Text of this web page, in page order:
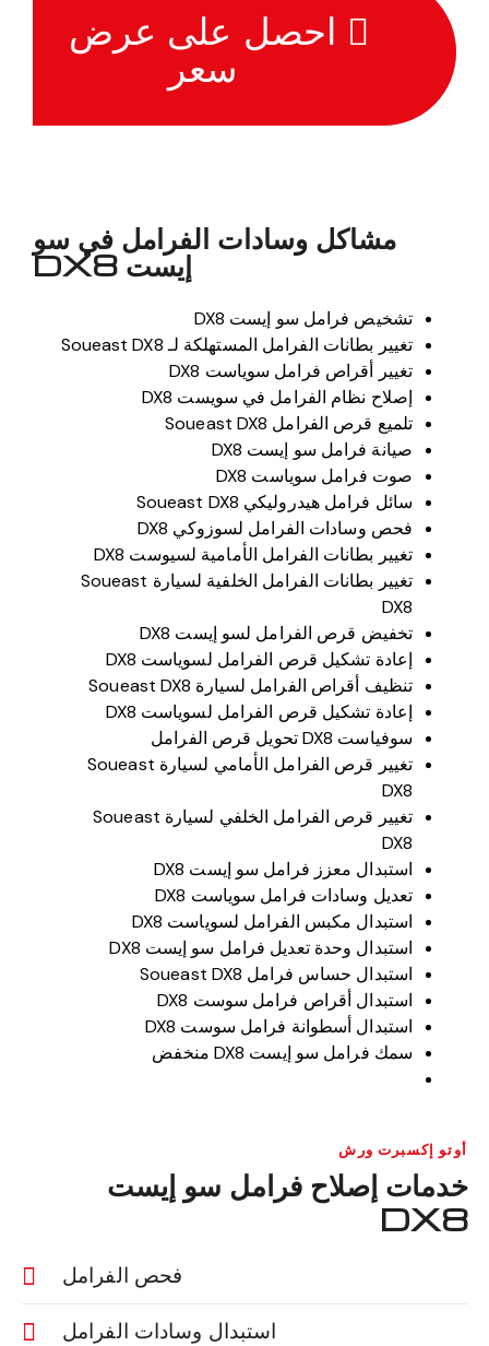
احصل على عرض
سعر
مشاكل وسادات الفرامل في سو
إيست DX8
تشخيص فرامل سو إيست DX8
تغيير بطانات الفرامل المستهلكة لـ Soueast DX8
تغيير أقراص فرامل سوياست DX8
إصلاح نظام الفرامل في سويست DX8
تلميع قرص الفرامل Soueast DX8
صيانة فرامل سو إيست DX8
صوت فرامل سوياست DX8
سائل فرامل هيدروليكي Soueast DX8
فحص وسادات الفرامل لسوزوكي DX8
تغيير بطانات الفرامل الأمامية لسيوست DX8
تغيير بطانات الفرامل الخلفية لسيارة Soueast
DX8
تخفيض قرص الفرامل لسو إيست DX8
إعادة تشكيل قرص الفرامل لسوياست DX8
تنظيف أقراص الفرامل لسيارة Soueast DX8
إعادة تشكيل قرص الفرامل لسوياست DX8
سوفياست DX8 تحويل قرص الفرامل
تغيير قرص الفرامل الأمامي لسيارة Soueast
DX8
تغيير قرص الفرامل الخلفي لسيارة Soueast
DX8
استبدال معزز فرامل سو إيست DX8
تعديل وسادات فرامل سوياست DX8
استبدال مكبس الفرامل لسوياست DX8
استبدال وحدة تعديل فرامل سو إيست DX8
استبدال حساس فرامل Soueast DX8
استبدال أقراص فرامل سوست DX8
استبدال أسطوانة فرامل سوست DX8
سمك فرامل سو إيست DX8 منخفض
أوتو إكسبرت ورش
خدمات إصلاح فرامل سو إيست
DX8
فحص الفرامل
استبدال وسادات الفرامل